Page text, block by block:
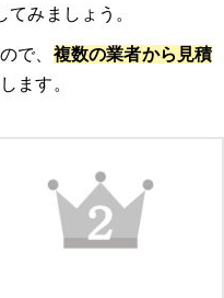
みましょう。
で、 複数の業者から見積
ます。